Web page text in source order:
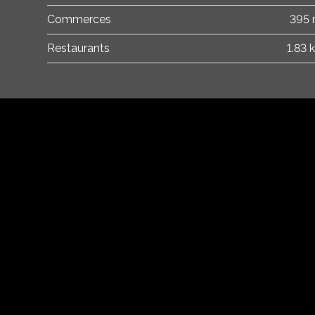
Commerces 395
Restaurants 1.83